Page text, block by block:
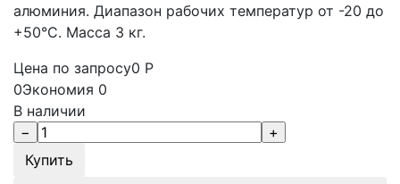
алюминия. Диапазон рабочих температур от -20 до
+50°С. Масса 3 кг.
Цена по запросу0 Р
0Экономия 0
В наличии